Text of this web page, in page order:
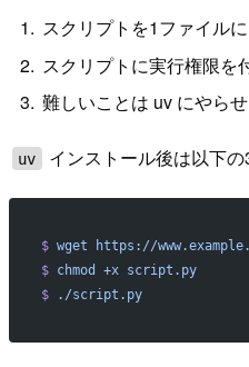
スクリプトを1ファイル
スクリプトに実行権限を
難しいことは uv にやら
uv インストール後は以下
$ wget https://
$ chmod +x script.py
$ ./script.py